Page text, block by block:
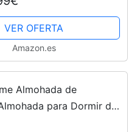
Yodo, Vitaminas y
VER OFERTA
Amazon.es
Almohada de
para Dormir de